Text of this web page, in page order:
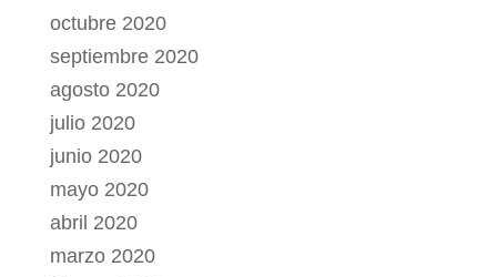
octubre 2020
septiembre 2020
agosto 2020
julio 2020
junio 2020
mayo 2020
abril 2020
marzo 2020